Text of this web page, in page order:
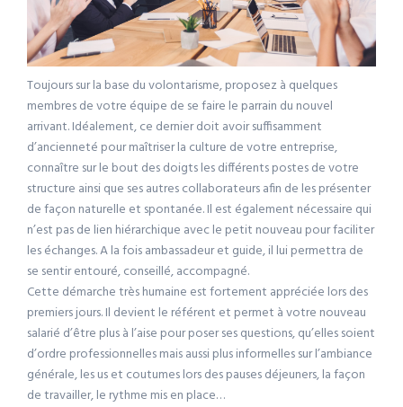
Toujours sur la base du volontarisme, proposez à quelques
membres de votre équipe de se faire le parrain du nouvel
arrivant. Idéalement, ce dernier doit avoir suffisamment
d’ancienneté pour maîtriser la culture de votre entreprise,
connaître sur le bout des doigts les différents postes de votre
structure ainsi que ses autres collaborateurs afin de les présenter
de façon naturelle et spontanée. Il est également nécessaire qui
n’est pas de lien hiérarchique avec le petit nouveau pour faciliter
les échanges. A la fois ambassadeur et guide, il lui permettra de
se sentir entouré, conseillé, accompagné.
Cette démarche très humaine est fortement appréciée lors des
premiers jours. Il devient le référent et permet à votre nouveau
salarié d’être plus à l’aise pour poser ses questions, qu’elles soient
d’ordre professionnelles mais aussi plus informelles sur l’ambiance
générale, les us et coutumes lors des pauses déjeuners, la façon
de travailler, le rythme mis en place…